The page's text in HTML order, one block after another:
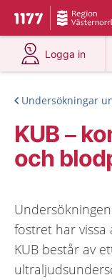
Till startsidan för
Du har
Logga in
på 1177.se
Undersökningar
KUB –
och
fostret har vissa
KUB består av